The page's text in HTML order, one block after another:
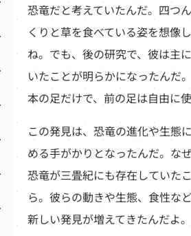
恐竜だと考えていたんだ。四つ
くりと草を食べている姿を想像
ね。でも、後の研究で、彼は主
いたことが明らかになったんだ
本の足だけで、前の足は自由に
この発見は、恐竜の進化や生態
める手がかりとなったんだ。な
恐竜が三畳紀にも存在していた
ら。彼らの動きや生態、食性な
新しい発見が増えてきたんだよ。